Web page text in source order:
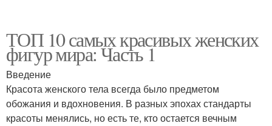
ТОП 10 самых красивых женских
фигур мира: Часть 1
Введение
Красота женского тела всегда было предметом
обожания и вдохновения. В разных эпохах стандарты
красоты менялись, но есть те, кто остается вечным